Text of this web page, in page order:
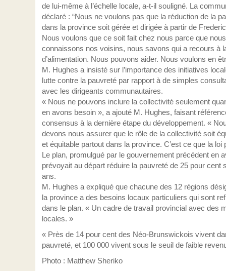
de lui-même à l’échelle locale, a-t-il souligné. La
déclaré : “Nous ne voulons pas que la réduction de la
dans la province soit gérée et dirigée à partir de
Nous voulons que ce soit fait chez nous parce que nous
connaissons nos voisins, nous savons qui a recours à
d’alimentation. Nous pouvons aider. Nous voulons en
M. Hughes a insisté sur l’importance des initiatives
lutte contre la pauvreté par rapport à de simples
avec les dirigeants communautaires.
« Nous ne pouvons inclure la collectivité seulement
en avons besoin », a ajouté M. Hughes, faisant
consensus à la dernière étape du développement. «
devons nous assurer que le rôle de la collectivité soit
et équitable partout dans la province. C’est ce que la loi
Le plan, promulgué par le gouvernement précédent en
prévoyait au départ réduire la pauvreté de 25 pour cent
ans.
M. Hughes a expliqué que chacune des 12 régions
la province a des besoins locaux particuliers qui sont
dans le plan. « Un cadre de travail provincial avec des
locales. »
« Près de 14 pour cent des Néo-Brunswickois vivent
pauvreté, et 100 000 vivent sous le seuil de faible
Photo : Matthew Sheriko